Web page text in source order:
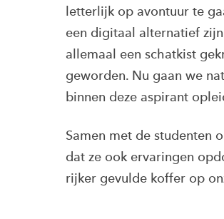
letterlijk op avontuur te
een digitaal alternatief
allemaal een schatkist
geworden. Nu gaan we
binnen deze aspirant
Samen met de studenten
dat ze ook ervaringen
rijker gevulde koffer op